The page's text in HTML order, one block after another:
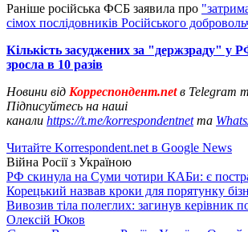
Раніше російська ФСБ заявила про
сімох послідовників Російського
Кількість засуджених за "держзраду" у
зросла в 10 разів
Новини від Корреспондент.netв Telegram
Підписуйтесь на наші
канали https://t.me/korrespondentnetта
Читайте Korrespondent.net в Google News
Війна Росії з Україною
РФ скинула на Суми чотири КАБи: є
Корецький назвав кроки для порятунку
Вивозив тіла полеглих: загинув керівник
Олексій Юков